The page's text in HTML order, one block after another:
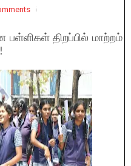
பள்ளிகள் திறப்பில் மாற்றம்